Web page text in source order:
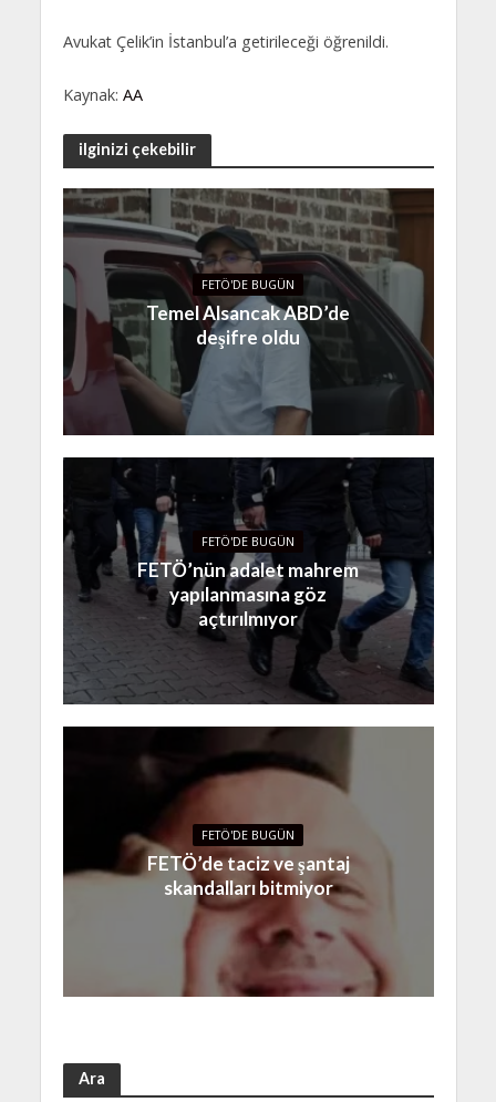
Avukat Çelik’in İstanbul’a getirileceği öğrenildi.
Kaynak: AA
ilginizi çekebilir
FETÖ'DE BUGÜN
Temel Alsancak ABD’de
deşifre oldu
FETÖ'DE BUGÜN
FETÖ’nün adalet mahrem
yapılanmasına göz
açtırılmıyor
FETÖ'DE BUGÜN
FETÖ’de taciz ve şantaj
skandalları bitmiyor
Ara